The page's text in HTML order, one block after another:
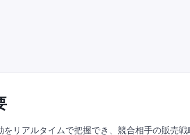
をリアルタイムで把握でき、競合相手の販売